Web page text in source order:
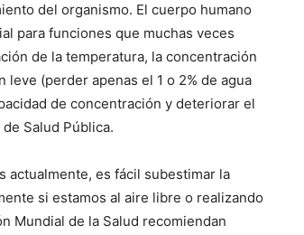
del organismo. El cuerpo humano
para funciones que muchas veces
de la temperatura, la concentración
(perder apenas el 1 o 2% de agua
de concentración y deteriorar el
Salud Pública.
actualmente, es fácil subestimar la
si estamos al aire libre o realizando
Mundial de la Salud recomiendan